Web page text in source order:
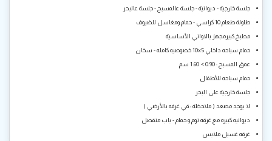
جلسة خارجية - ديوانية - جلسة عالمسبح - جلسة عالبحر
طاولة طعام 10 كراسي - حمام ومغاسل للضيوف
مطبخ كبيرمجهز بالاواني الأساسية
حمام سباحه داخلي 10x5 خصوصيه كامله - سخان
عمق المسبح : 0.90 > 1.60 سم
حمام سباحه للأطفال
جلسة خارجية على البحر
لا يوجد مصعد ( ملاحظة : في غرفه بالأرضي )
⁠ديوانيه كبيره مع غرفه نوم و حمام - باب منفصل
غرفه غسيل ملابس